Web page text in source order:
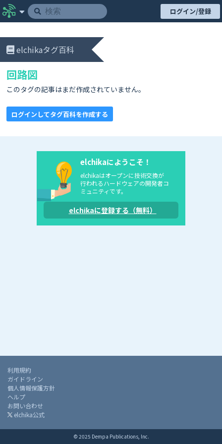
ログイン/登録
elchikaタグ百科
回路図
このタグの記事はまだ作成されていません。
ログインしてタグ百科を作成する
elchikaにようこそ！
elchikaはオープンに技術交換が
行われるハードウェアの開発者コ
ミュニティです。
elchikaに登録する（無料）
利用規約
ガイドライン
個人情報保護方針
ヘルプ
お問い合わせ
elchika公式
© 2025 Dempa Publications, Inc.